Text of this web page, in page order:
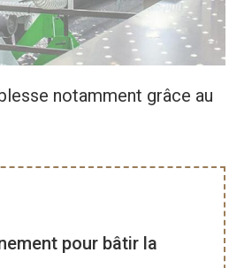
notamment grâce au
pour bâtir la